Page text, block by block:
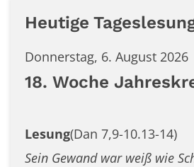
Heutige
Donnerstag, 6. August 2026
18. Woche
Lesung(Dan 7,9-10.13-14)
Sein Gewand war weiß wie